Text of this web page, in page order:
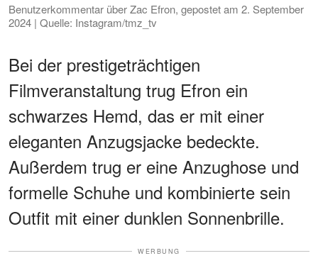
Benutzerkommentar über Zac Efron, gepostet am 2. September
2024 | Quelle: Instagram/tmz_tv
Bei der prestigeträchtigen
Filmveranstaltung trug Efron ein
schwarzes Hemd, das er mit einer
eleganten Anzugsjacke bedeckte.
Außerdem trug er eine Anzughose und
formelle Schuhe und kombinierte sein
Outfit mit einer dunklen Sonnenbrille.
WERBUNG